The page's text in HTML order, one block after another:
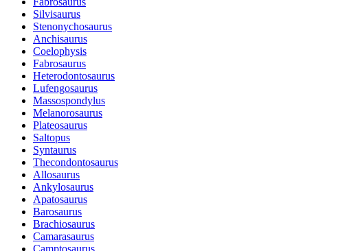
Silvisaurus
Stenonychosaurus
Anchisaurus
Coelophysis
Fabrosaurus
Heterodontosaurus
Lufengosaurus
Massospondylus
Melanorosaurus
Plateosaurus
Saltopus
Syntaurus
Thecondontosaurus
Allosaurus
Ankylosaurus
Apatosaurus
Barosaurus
Brachiosaurus
Camarasaurus